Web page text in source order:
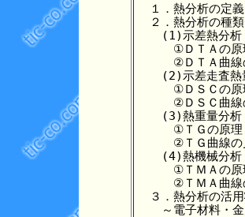
１．熱分析の定義
２．熱分析の種類
(1)示差熱分析（
①ＤＴＡの原
②ＤＴＡ曲線の
(2)示差走査熱量
①ＤＳＣの原
②ＤＳＣ曲線の
(3)熱重量分析（
①ＴＧの原理
②ＴＧ曲線の
(4)熱機械分析（
①ＴＭＡの原
②ＴＭＡ曲線の
３．熱分析の活
～電子材料・金